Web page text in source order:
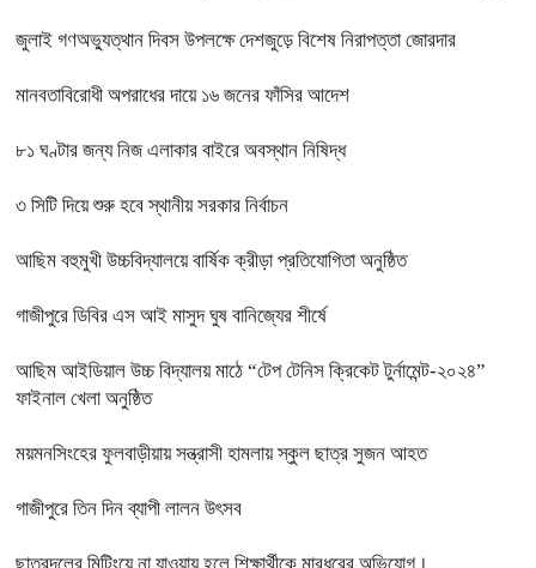
জুলাই গণঅভ্যুত্থান দিবস উপলক্ষে দেশজুড়ে বিশেষ নিরাপত্তা জোরদার
মানবতাবিরোধী অপরাধের দায়ে ১৬ জনের ফাঁসির আদেশ
৮১ ঘণ্টার জন্য নিজ এলাকার বাইরে অবস্থান নিষিদ্ধ
৩ সিটি দিয়ে শুরু হবে স্থানীয় সরকার নির্বাচন
আছিম বহুমুখী উচ্চবিদ্যালয়ে বার্ষিক ক্রীড়া প্রতিযোগিতা অনুষ্ঠিত
গাজীপুরে ডিবির এস আই মাসুদ ঘুষ বানিজ্যের শীর্ষে
আছিম আইডিয়াল উচ্চ বিদ্যালয় মাঠে “টেপ টেনিস ক্রিকেট টুর্নামেন্ট-২০২৪”
ফাইনাল খেলা অনুষ্ঠিত
ময়মনসিংহের ফুলবাড়ীয়ায় সন্ত্রাসী হামলায় স্কুল ছাত্র সুজন আহত
গাজীপুরে তিন দিন ব্যাপী লালন উৎসব